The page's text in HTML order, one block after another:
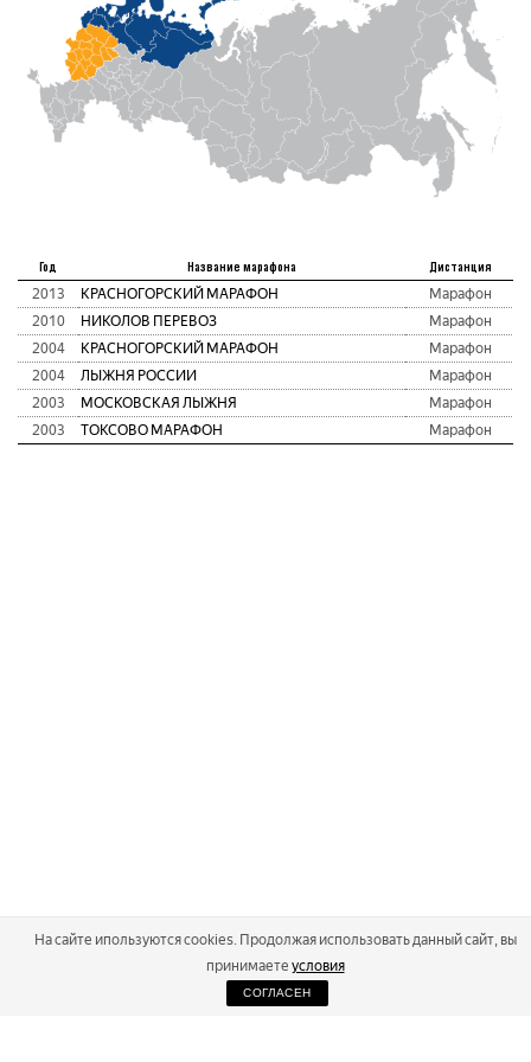
Год Название марафона Дистанция
2013 КРАСНОГОРСКИЙ МАРАФОН
Марафон
2010
НИКОЛОВ ПЕРЕВОЗ
Марафон
2004
КРАСНОГОРСКИЙ МАРАФОН
Марафон
2004
ЛЫЖНЯ РОССИИ
Марафон
2003
МОСКОВСКАЯ ЛЫЖНЯ
Марафон
2003
ТОКСОВО МАРАФОН Марафон
На сайте ипользуются cookies. Продолжая использовать данный сайт, вы
принимаете условия
СОГЛАСЕН